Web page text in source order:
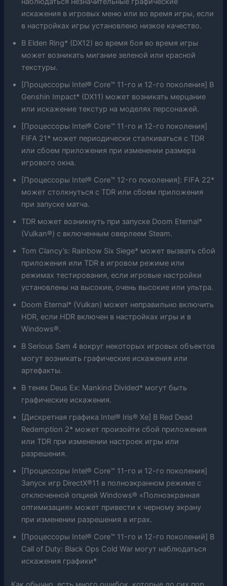
искажения в игровых меню или во время игры, если
в настройках игры установлено низкое качество.
В Elden Ring* (DX12) во время боя во время игры
может возникать мигание зеленой или красной
текстуры.
[Процессоры Intel® Core™ 11-го и 12-го поколения] В
Genshin Impact* (DX11) может возникать мерцание
или искажение текстур на моделях персонажей.
[Процессоры Intel® Core™ 11-го и 12-го поколения]
FIFA 21* может периодически сталкиваться с TDR
или сбоем приложения при изменении размера
игрового окна.
[Процессоры Intel® Core™ 12-го поколения]: FIFA 22*
может столкнуться с TDR или сбоем приложения
при запуске матча.
TDR может возникнуть при запуске Doom Eternal*
(Vulkan®) с включенным оверлеем Steam.
Tom Clancy’s: Rainbow Six Siege* может вызвать сбой
приложения или TDR в игровом режиме или
режимах тестирования, если игровые настройки
установлены на высокие, очень высокие или ультра.
Doom Eternal* (Vulkan) может неправильно включить
HDR, если HDR включен в настройках игры и в
Windows®.
В Serious Sam 4 вокруг некоторых игровых объектов
могут возникать графические искажения или
артефакты.
В тенях Deus Ex: Mankind Divided* могут быть
графические искажения.
[Дискретная графика Intel® Iris® Xe] В Red Dead
Redemption 2* может произойти сбой приложения
или TDR при изменении настроек игры или
разрешения.
[Процессоры Intel® Core™ 11-го и 12-го поколения]
Запуск игр DirectX®11 в полноэкранном режиме с
отключенной опцией Windows® «Полноэкранная
оптимизация» может привести к черному экрану
при изменении разрешения в играх.
[Процессоры Intel® Core™ 11-го и 12-го поколений] В
Call of Duty: Black Ops Cold War могут наблюдаться
искажения графики*